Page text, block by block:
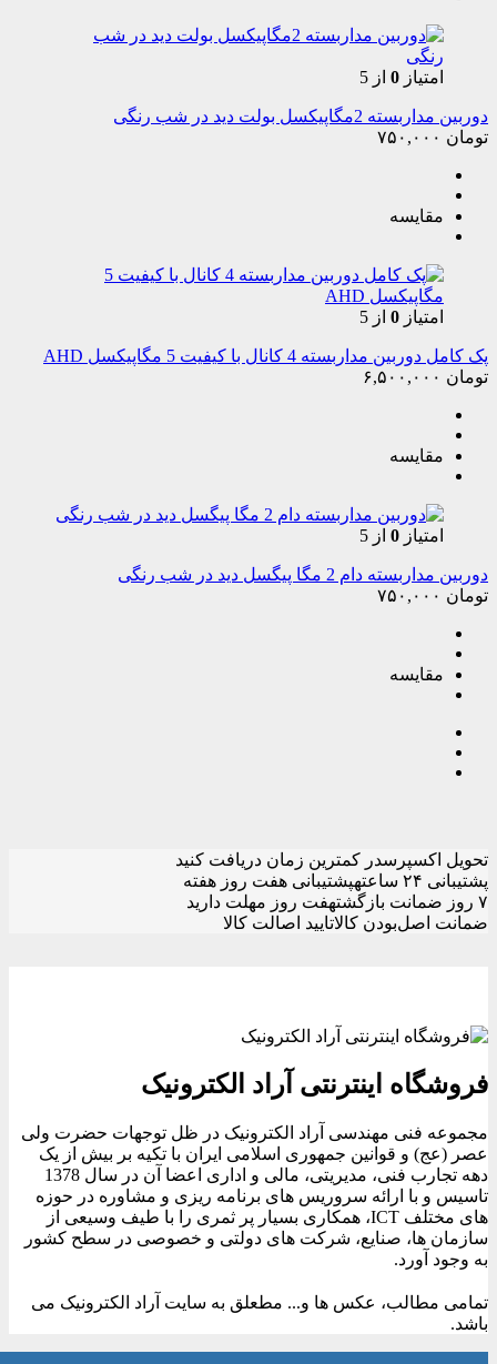
امتیاز 0 از 5
دوربین مداربسته 2مگاپیکسل بولت دید در شب رنگی
تومان
مقایسه
امتیاز 0 از 5
پک کامل دوربین مداربسته 4 کانال با کیفیت 5 مگاپیکسل AHD
تومان
مقایسه
امتیاز 0 از 5
دوربین مداربسته دام 2 مگا پیگسل دید در شب رنگی
تومان
مقایسه
تحویل اکسپرسدر کمترین زمان دریافت کنید
پشتیبانی ۲۴ ساعته
پشتیبانی هفت روز هفته
۷ روز ضمانت بازگشت
هفت روز مهلت دارید
ضمانت اصل‌بودن کالاتایید اصالت کالا
فروشگاه اینترنتی آراد الکترونیک
مجموعه فنی مهندسی آراد الکترونیک در ظل توجهات حضرت ولی
عصر (عج) و قوانین جمهوری اسلامی ایران با تکیه بر بیش از یک
دهه تجارب فنی، مدیریتی، مالی و اداری اعضا آن در سال 1378
تاسیس و با ارائه سروریس های برنامه ریزی و مشاوره در حوزه
های مختلف ICT، همکاری بسیار پر ثمری را با طیف وسیعی از
سازمان ها، صنایع، شرکت های دولتی و خصوصی در سطح کشور
به وجود آورد.
تمامی مطالب، عکس ها و... مطعلق به سایت آراد الکترونیک می
باشد.